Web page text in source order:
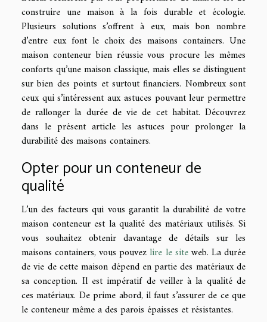
construire une maison à la fois durable et écologie.
Plusieurs solutions s’offrent à eux, mais bon nombre
d’entre eux font le choix des maisons containers. Une
maison conteneur bien réussie vous procure les mêmes
conforts qu’une maison classique, mais elles se distinguent
sur bien des points et surtout financiers. Nombreux sont
ceux qui s’intéressent aux astuces pouvant leur permettre
de rallonger la durée de vie de cet habitat. Découvrez
dans le présent article les astuces pour prolonger la
durabilité des maisons containers.
Opter pour un conteneur de
qualité
L’un des facteurs qui vous garantit la durabilité de votre
maison conteneur est la qualité des matériaux utilisés. Si
vous souhaitez obtenir davantage de détails sur les
maisons containers, vous pouvezlire le siteweb. La durée
de vie de cette maison dépend en partie des matériaux de
sa conception. Il est impératif de veiller à la qualité de
ces matériaux. De prime abord, il faut s’assurer de ce que
le conteneur même a des parois épaisses et résistantes.